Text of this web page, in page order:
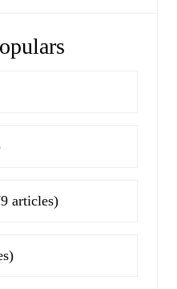
articles)